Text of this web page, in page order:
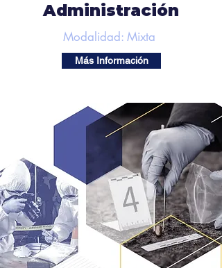
Administración
Modalidad: Mixta
Más Información